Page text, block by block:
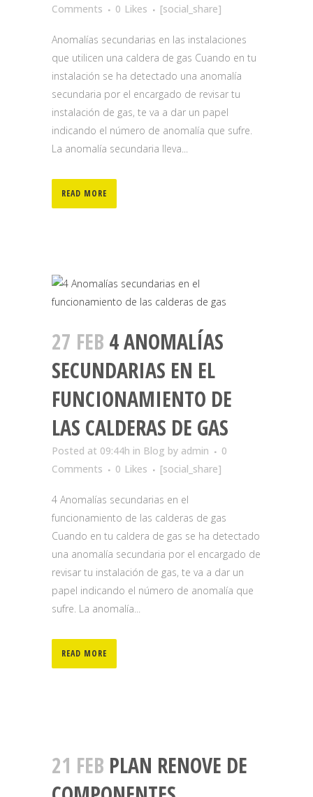
Comments
0 Likes [social_share]
Anomalías secundarias en las instalaciones
que utilicen una caldera de gas Cuando en tu
instalación se ha detectado una anomalía
secundaria por el encargado de revisar tu
instalación de gas, te va a dar un papel
indicando el número de anomalía que sufre.
La anomalía secundaria lleva...
READ MORE
27 FEB 4 ANOMALÍAS
SECUNDARIAS EN EL
FUNCIONAMIENTO DE
LAS CALDERAS DE GAS
Posted at 09:44h in Blog by admin
0
Comments
0 Likes [social_share]
4 Anomalías secundarias en el
funcionamiento de las calderas de gas
Cuando en tu caldera de gas se ha detectado
una anomalía secundaria por el encargado de
revisar tu instalación de gas, te va a dar un
papel indicando el número de anomalía que
sufre. La anomalía...
READ MORE
21 FEB PLAN RENOVE DE